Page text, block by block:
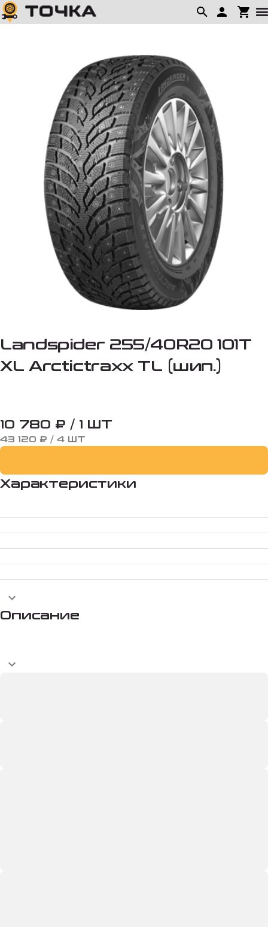
Landspider 255/40R20 101T
XL Arctictraxx TL (шип.)
10 780 ₽ / 1 ШТ
43 120 ₽ / 4 ШТ
Характеристики
Описание